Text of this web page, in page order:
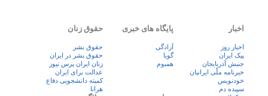
اخبار
اخبار روز
پيک ايران
جنبش آذربایجان
خبرنامه ملّی ایرانیان
خودنویس
سپیده دم
پایگاه های خبری
آزادگی
گویا
همبوم
حقوق زنان
حقوق بشر
حقوق بشر در ایران
زنان ايران پرس نيوز
عدالت برای ایران
کمیته دانشجویی دفاع
هرانا